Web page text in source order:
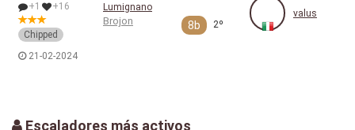
+1
+16
Chipped
21-02-2024
Lumignano
Brojon 8b 2º
valus
Escaladores más activos